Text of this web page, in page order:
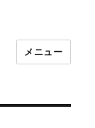
メニュー